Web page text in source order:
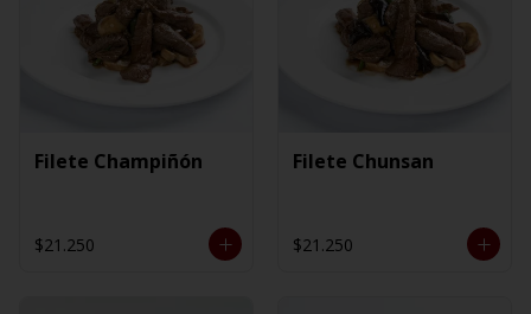
Filete Champiñón
$21.250
Filete Chunsan
$21.250